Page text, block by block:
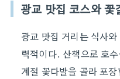
광교 맛집 코스와 꽃
광교 맛집 거리는 식사
력적이다. 산책으로 호
계절 꽃다발을 골라 포